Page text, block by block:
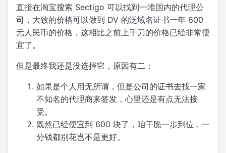
直接在淘宝搜索 Sectigo 可以找到一堆国内的代理公
司，大致的价格可以做到 DV 的泛域名证书一年 600
元人民币的价格，这相比之前上千刀的价格已经非常便
宜了。
但是最终我还是没选择它，原因有二：
如果是个人用无所谓，但是公司的证书去找一家
不知名的代理商来签发，心里还是有点无法接
受。
既然已经便宜到 600 块了，咱干脆一步到位，一
分钱都别花岂不是更好。